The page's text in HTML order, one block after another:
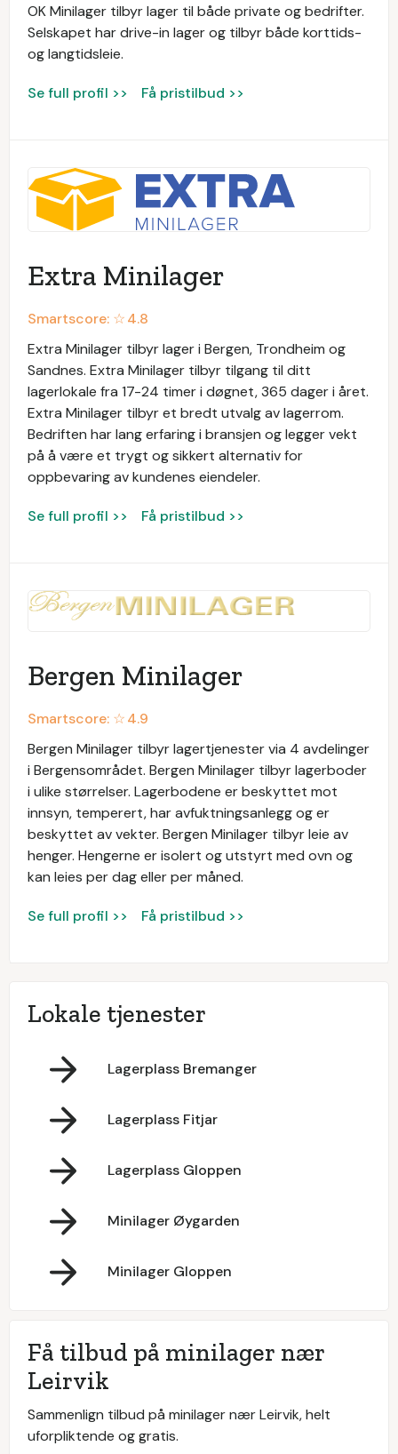
OK Minilager tilbyr lager til både private og bedrifter.
Selskapet har drive-in lager og tilbyr både korttids-
og langtidsleie.
Se full profil >> Få pristilbud >>
Extra Minilager
Smartscore: ☆4.8
Extra Minilager tilbyr lager i Bergen, Trondheim og
Sandnes. Extra Minilager tilbyr tilgang til ditt
lagerlokale fra 17-24 timer i døgnet, 365 dager i året.
Extra Minilager tilbyr et bredt utvalg av lagerrom.
Bedriften har lang erfaring i bransjen og legger vekt
på å være et trygt og sikkert alternativ for
oppbevaring av kundenes eiendeler.
Se full profil >> Få pristilbud >>
Bergen Minilager
Smartscore: ☆4.9
Bergen Minilager tilbyr lagertjenester via 4 avdelinger
i Bergensområdet. Bergen Minilager tilbyr lagerboder
i ulike størrelser. Lagerbodene er beskyttet mot
innsyn, temperert, har avfuktningsanlegg og er
beskyttet av vekter. Bergen Minilager tilbyr leie av
henger. Hengerne er isolert og utstyrt med ovn og
kan leies per dag eller per måned.
Se full profil >> Få pristilbud >>
Lokale tjenester
Lagerplass Bremanger
Lagerplass Fitjar
Lagerplass Gloppen
Minilager Øygarden
Minilager Gloppen
Få tilbud på minilager nær
Leirvik
Sammenlign tilbud på minilager nær Leirvik, helt
uforpliktende og gratis.